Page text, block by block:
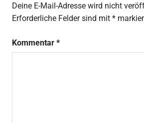
Deine E-Mail-Adresse wird nicht
Erforderliche Felder sind mit *
Kommentar *